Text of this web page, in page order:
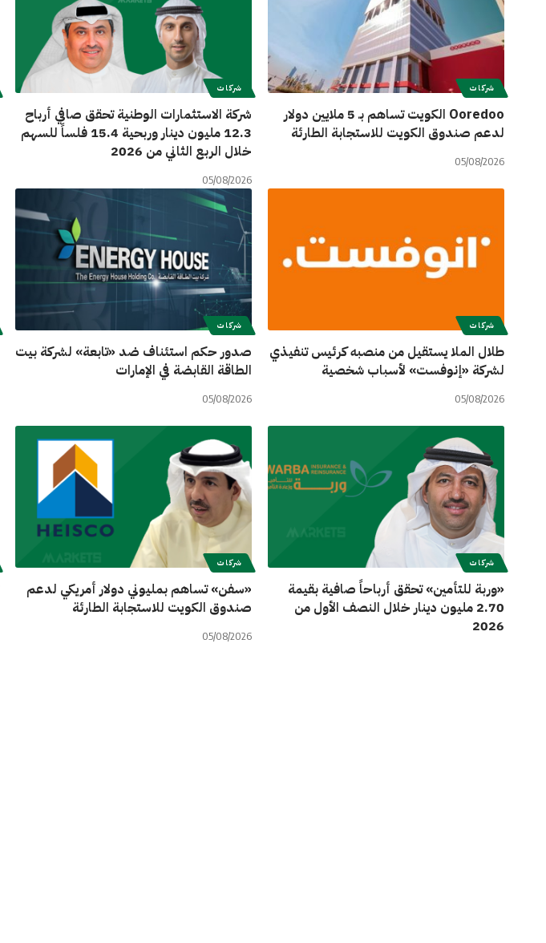
شركات
Ooredoo الكويت تساهم بـ 5 ملايين دولار
لدعم صندوق الكويت للاستجابة الطارئة
05/08/2026
شركات
شركة الاستثمارات الوطنية تحقق صافي أرباح
12.3 مليون دينار وربحية 15.4 فلساً للسهم
خلال الربع الثاني من 2026
05/08/2026
شركات
طلال الملا يستقيل من منصبه كرئيس تنفيذي
لشركة «إنوفست» لأسباب شخصية
05/08/2026
شركات
صدور حكم استئناف ضد «تابعة» لشركة بيت
الطاقة القابضة في الإمارات
05/08/2026
شركات
«وربة للتأمين» تحقق أرباحاً صافية بقيمة
2.70 مليون دينار خلال النصف الأول من
2026
شركات
«سفن» تساهم بمليوني دولار أمريكي لدعم
صندوق الكويت للاستجابة الطارئة
05/08/2026